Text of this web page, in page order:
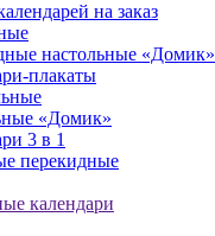
на заказ
настольные «Домик»
плакаты
«Домик»
3 в 1
перекидные
календари